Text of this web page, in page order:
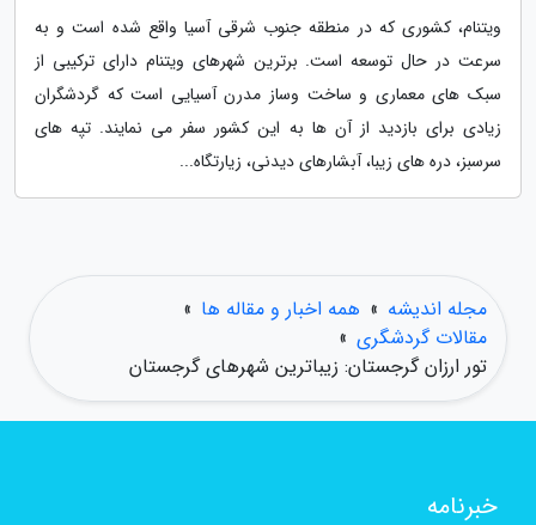
ویتنام، کشوری که در منطقه جنوب شرقی آسیا واقع شده است و به
سرعت در حال توسعه است. برترین شهرهای ویتنام دارای ترکیبی از
سبک های معماری و ساخت وساز مدرن آسیایی است که گردشگران
زیادی برای بازدید از آن ها به این کشور سفر می نمایند. تپه های
سرسبز، دره های زیبا، آبشارهای دیدنی، زیارتگاه...
مجله اندیشه » همه اخبار و مقاله ها »
مقالات گردشگری »
تور ارزان گرجستان: زیباترین شهرهای گرجستان
خبرنامه